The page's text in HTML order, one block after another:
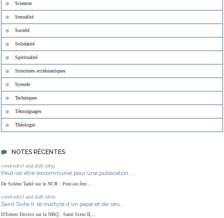
Sciences
Sexualité
Société
Solidarité
Spiritualité
Structures ecclésiastiques
Synode
Techniques
Témoignages
Théologie
NOTES RÉCENTES
vendredi 07 août 2026 10h33
Peut-on être excommunié pour une publication...
De Solène Tadié sur le NCR : Peut-on être...
vendredi 07 août 2026 10h10
Saint Sixte II, le martyre d'un pape et de ses...
D'Ermes Dovico sur la NBQ : Saint Sixte II,...